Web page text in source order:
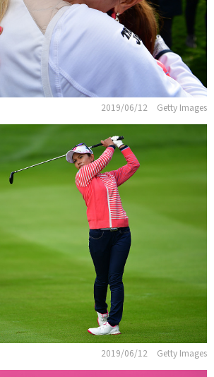
2019/06/12 Getty Images
2019/06/12 Getty Images